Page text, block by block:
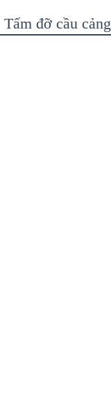
Tấm đỡ cầu cảng